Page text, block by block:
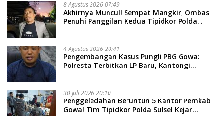
8 Agustus 2026 07:49
Akhirnya Muncul! Sempat Mangkir, Ombas
Penuhi Panggilan Kedua Tipidkor Polda
4 Agustus 2026 20:41
Pengembangan Kasus Pungli PBG Gowa:
Polresta Terbitkan LP Baru, Kantongi
30 Juli 2026 20:10
Penggeledahan Beruntun 5 Kantor Pemkab
Gowa! Tim Tipidkor Polda Sulsel Kejar